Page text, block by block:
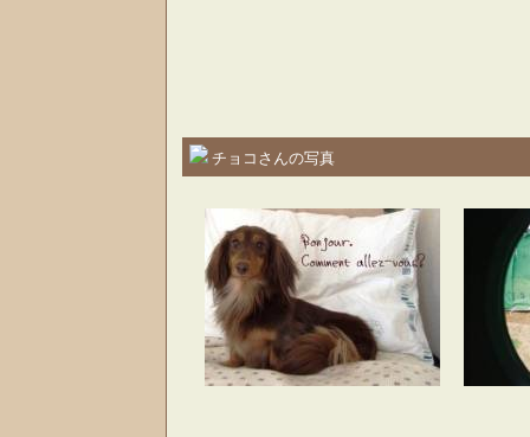
チョコさんの写真